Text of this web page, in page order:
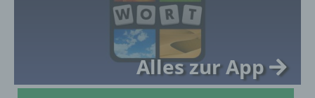
Alles zur App
genetischen, psychischen, wirtschaftlichen,
kulturellen oder sozialen Identität dieser
natürlichen Person sind, identifiziert werden